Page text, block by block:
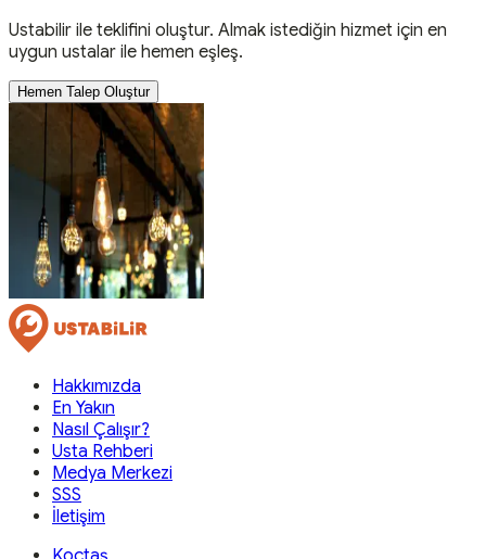
Ustabilir ile teklifini oluştur. Almak istediğin hizmet için en
uygun ustalar ile hemen eşleş.
Hemen Talep Oluştur
Hakkımızda
En Yakın
Nasıl Çalışır?
Usta Rehberi
Medya Merkezi
SSS
İletişim